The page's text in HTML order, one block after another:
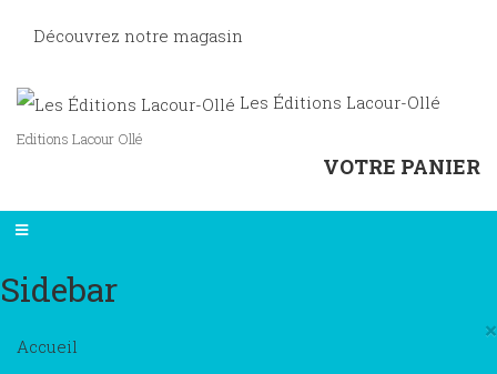
Découvrez notre magasin
Les Éditions Lacour-Ollé
Editions Lacour Ollé
VOTRE PANIER
Sidebar
×
Accueil